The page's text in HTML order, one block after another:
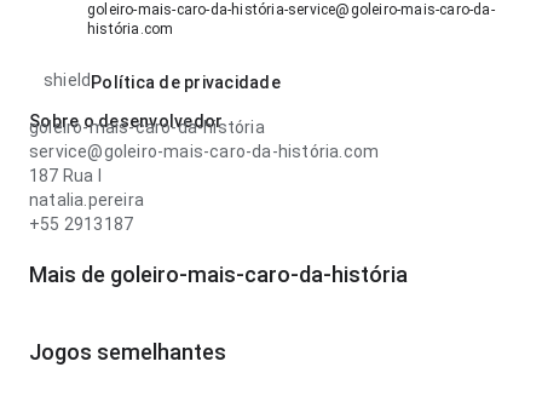
goleiro-mais-caro-da-história-service@goleiro-mais-caro-da-
história.com
shield Política de privacidade
Sobre o desenvolvedor
goleiro-mais-caro-da-história
service@goleiro-mais-caro-da-história.com
187 Rua l
natalia.pereira
+55 2913187
Mais de goleiro-mais-caro-da-história
Jogos semelhantes